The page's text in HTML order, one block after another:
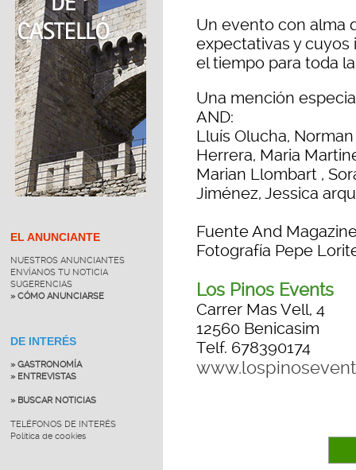
EL ANUNCIANTE
NUESTROS ANUNCIANTES
ENVÍANOS TU NOTICIA
SUGERENCIAS
» CÓMO ANUNCIARSE
DE INTERÉS
» GASTRONOMÍA
» ENTREVISTAS
» BUSCAR NOTICIAS
TELÉFONOS DE INTERÉS
Política de cookies
Un evento con alma
expectativas y
el tiempo para toda
Una mención
AND:
Lluís Olucha,
Herrera, Maria
Marian Llombart ,
Jiménez, Jessica
Fuente And
Fotografía Pepe
Los Pinos Events
Carrer Mas Vell, 4
12560 Benicasim
Telf. 678390174